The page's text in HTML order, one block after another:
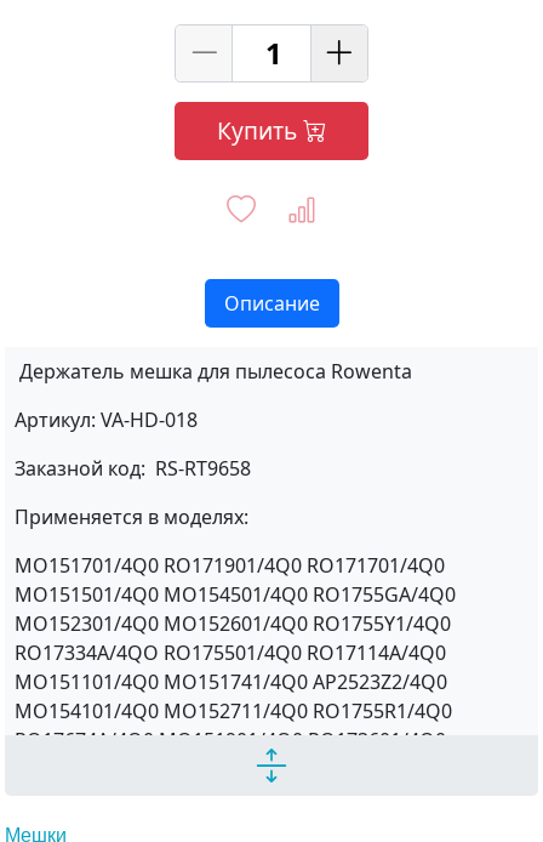
Купить
Описание
Держатель мешка для пылесоса Rowenta
Артикул: VA-HD-018
Заказной код: RS-RT9658
Применяется в моделях:
MO151701/4Q0 RO171901/4Q0 RO171701/4Q0
MO151501/4Q0 MO154501/4Q0 RO1755GA/4Q0
MO152301/4Q0 MO152601/4Q0 RO1755Y1/4Q0
RO17334A/4QO RO175501/4Q0 RO17114A/4Q0
MO151101/4Q0 MO151741/4Q0 AP2523Z2/4Q0
MO154101/4Q0 MO152711/4Q0 RO1755R1/4Q0
RO17674A/4Q0 MO151901/4Q0 RO173601/4Q0
RO172601/4Q0 SG2523WA/4Q0 MO153301/4Q0
AP2523Z6/4Q0 MO151801/4Q0 AP2555Z1/4Q0
Мешки